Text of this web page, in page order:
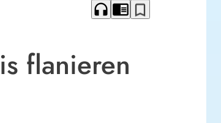
headphones chrome_reader_mode bookmark_border
flanieren